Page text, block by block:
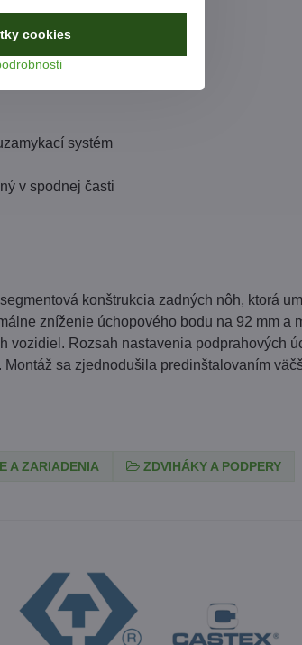
systém
v spodnej časti
konštrukcia zadných nôh, ktorá
zníženie úchopového bodu na 92 ​​mm a
vozidiel. Rozsah nastavenia podprahových
sa zjednodušila predinštalovaním
A ZARIADENIA ZDVIHÁKY A PODPERY
cookies